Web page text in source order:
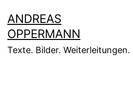
Inhalt
springen
ANDREAS
OPPERMANN
Texte. Bilder. Weiterleitungen.